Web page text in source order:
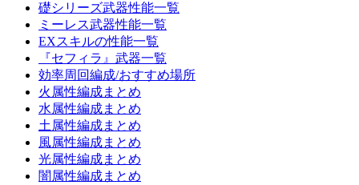
礎シリーズ武器性能一覧
ミーレス武器性能一覧
EXスキルの性能一覧
『セフィラ』武器一覧
効率周回編成/おすすめ場所
火属性編成まとめ
水属性編成まとめ
土属性編成まとめ
風属性編成まとめ
光属性編成まとめ
闇属性編成まとめ